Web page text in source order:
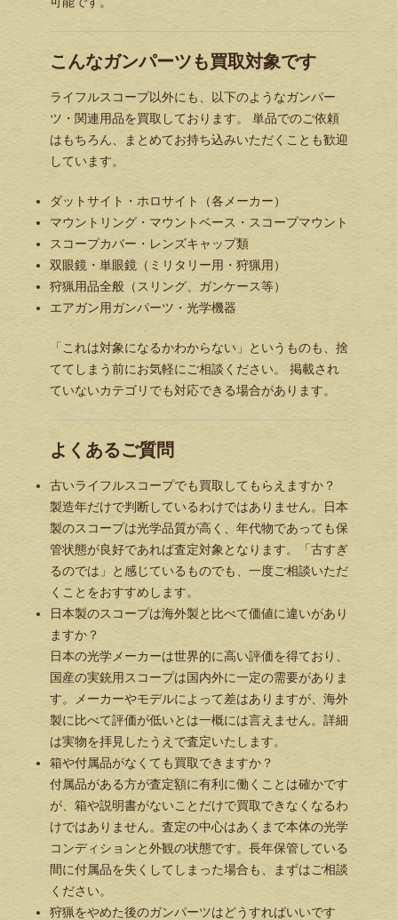
こんなガンパーツも買取対象です
ライフルスコープ以外にも、以下のようなガンパー
ツ・関連用品を買取しております。 単品でのご依頼
はもちろん、まとめてお持ち込みいただくことも歓迎
しています。
ダットサイト・ホロサイト（各メーカー）
マウントリング・マウントベース・スコープマウント
スコープカバー・レンズキャップ類
双眼鏡・単眼鏡（ミリタリー用・狩猟用）
狩猟用品全般（スリング、ガンケース等）
エアガン用ガンパーツ・光学機器
「これは対象になるかわからない」というものも、捨
ててしまう前にお気軽にご相談ください。 掲載され
ていないカテゴリでも対応できる場合があります。
よくあるご質問
古いライフルスコープでも買取してもらえますか？
製造年だけで判断しているわけではありません。日本
製のスコープは光学品質が高く、年代物であっても保
管状態が良好であれば査定対象となります。「古すぎ
るのでは」と感じているものでも、一度ご相談いただ
くことをおすすめします。
日本製のスコープは海外製と比べて価値に違いがあり
ますか？
日本の光学メーカーは世界的に高い評価を得ており、
国産の実銃用スコープは国内外に一定の需要がありま
す。メーカーやモデルによって差はありますが、海外
製に比べて評価が低いとは一概には言えません。詳細
は実物を拝見したうえで査定いたします。
箱や付属品がなくても買取できますか？
付属品がある方が査定額に有利に働くことは確かです
が、箱や説明書がないことだけで買取できなくなるわ
けではありません。査定の中心はあくまで本体の光学
コンディションと外観の状態です。長年保管している
間に付属品を失くしてしまった場合も、まずはご相談
ください。
狩猟をやめた後のガンパーツはどうすればいいです